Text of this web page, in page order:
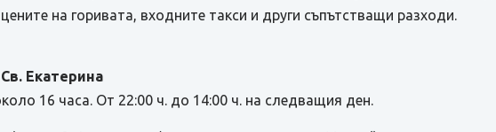
на горивата, входните такси и други съпътстващи разходи.
Екатерина
16 часа. От 22:00 ч. до 14:00 ч. на следващия ден.